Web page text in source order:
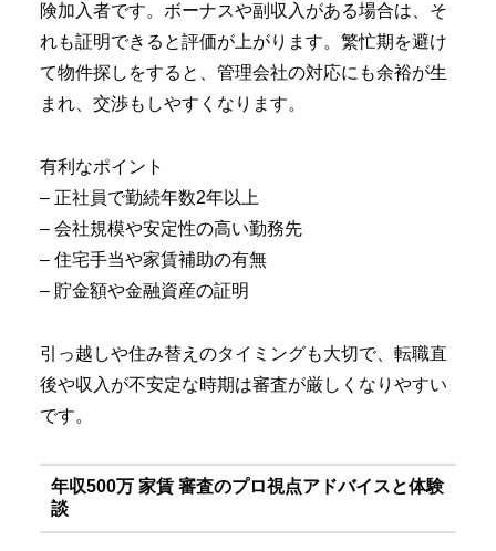
険加入者です。ボーナスや副収入がある場合は、そ
れも証明できると評価が上がります。繁忙期を避け
て物件探しをすると、管理会社の対応にも余裕が生
まれ、交渉もしやすくなります。
有利なポイント
– 正社員で勤続年数2年以上
– 会社規模や安定性の高い勤務先
– 住宅手当や家賃補助の有無
– 貯金額や金融資産の証明
引っ越しや住み替えのタイミングも大切で、転職直
後や収入が不安定な時期は審査が厳しくなりやすい
です。
年収500万 家賃 審査のプロ視点アドバイスと体験
談